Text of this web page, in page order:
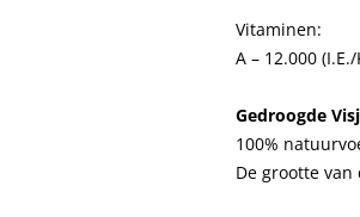
Vitaminen:
A – 12.000
Gedroogde
100%
De grootte